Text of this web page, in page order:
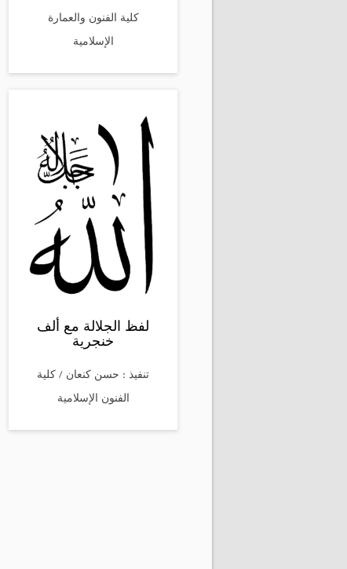
كلية الفنون والعمارة
الإسلامية
لفظ الجلالة مع ألف
خنجرية
تنفيذ : حسن كنعان / كلية
الفنون الإسلامية